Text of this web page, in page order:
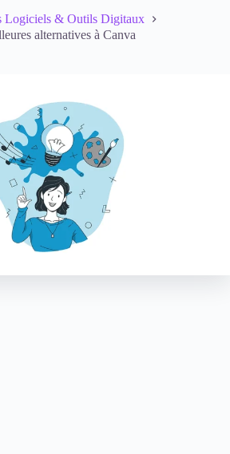
Logiciels & Outils Digitaux
alternatives à Canva